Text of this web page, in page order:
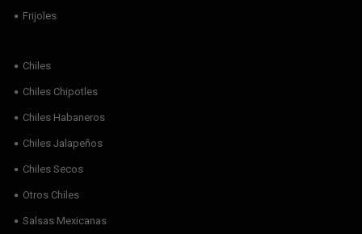
Frijoles
Chiles
Chiles Chipotles
Chiles Habaneros
Chiles Jalapeños
Chiles Secos
Otros Chiles
Salsas Mexicanas